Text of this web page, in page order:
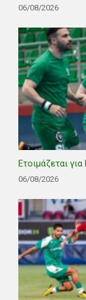
06/08/2026
Ετοιμάζεται
06/08/2026